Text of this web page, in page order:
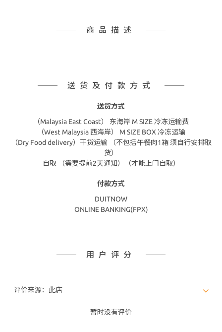
商品描述
送货及付款方式
送货方式
（Malaysia East Coast） 东海岸 M SIZE 冷冻运输费
（West Malaysia 西海岸） M SIZE BOX 冷冻运输
（Dry Food delivery）干货运输 （不包括午餐肉1箱 须自行安排取
货）
自取 （需要提前2天通知）（才能上门自取）
付款方式
DUITNOW
ONLINE BANKING(FPX)
用户评分
暂时没有评价